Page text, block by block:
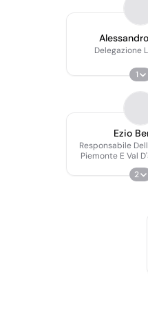
Delegazione
1
Ezio
Responsabile
Piemonte E Val
2